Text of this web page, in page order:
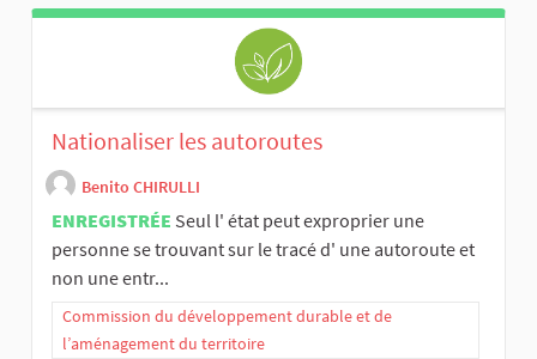
Nationaliser les autoroutes
Benito CHIRULLI
ENREGISTRÉE Seul l' état peut exproprier une
personne se trouvant sur le tracé d' une autoroute et
non une entr...
Commission du développement durable et de
l’aménagement du territoire